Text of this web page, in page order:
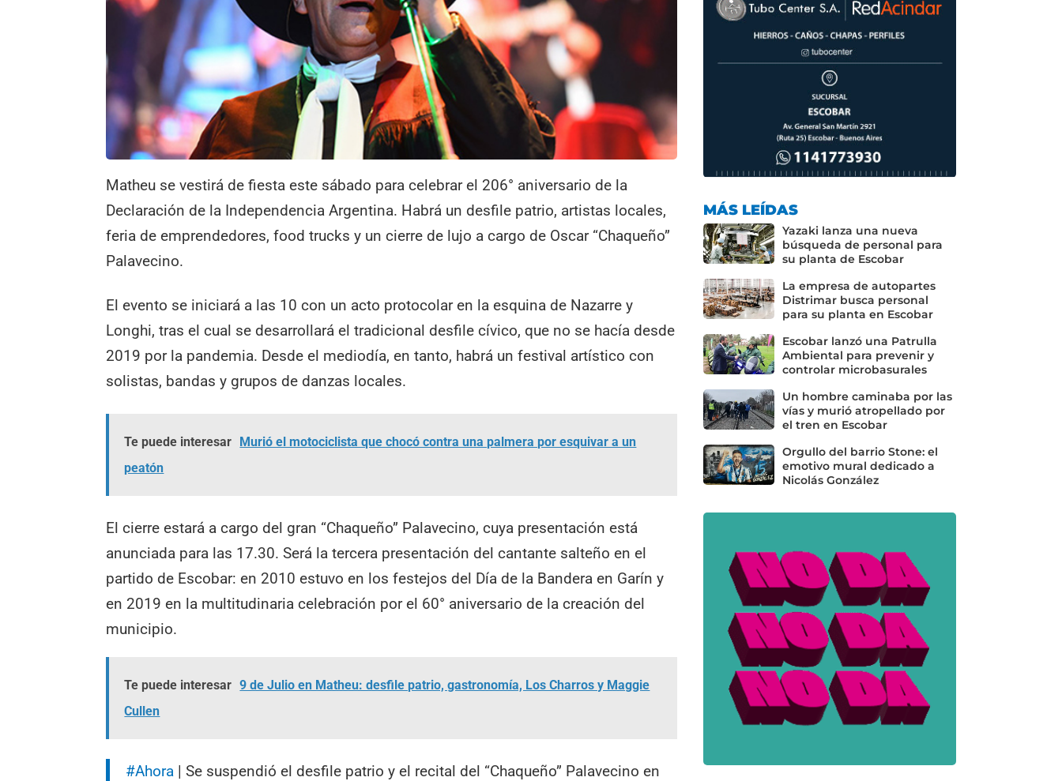
Matheu se vestirá de fiesta este sábado para celebrar el 206° aniversario de la
Declaración de la Independencia Argentina. Habrá un desfile patrio, artistas locales,
feria de emprendedores, food trucks y un cierre de lujo a cargo de Oscar “Chaqueño”
Palavecino.
El evento se iniciará a las 10 con un acto protocolar en la esquina de Nazarre y
Longhi, tras el cual se desarrollará el tradicional desfile cívico, que no se hacía desde
2019 por la pandemia. Desde el mediodía, en tanto, habrá un festival artístico con
solistas, bandas y grupos de danzas locales.
Te puede interesar
Murió el motociclista que chocó contra una palmera por esquivar a un
peatón
El cierre estará a cargo del gran “Chaqueño” Palavecino, cuya presentación está
anunciada para las 17.30. Será la tercera presentación del cantante salteño en el
partido de Escobar: en 2010 estuvo en los festejos del Día de la Bandera en Garín y
en 2019 en la multitudinaria celebración por el 60° aniversario de la creación del
municipio.
Te puede interesar 9 de Julio en Matheu: desfile patrio, gastronomía, Los Charros y Maggie
Cullen
#Ahora | Se suspendió el desfile patrio y el recital del “Chaqueño” Palavecino en
MÁS LEÍDAS
Yazaki lanza una nueva
búsqueda de personal para
su planta de Escobar
La empresa de autopartes
Distrimar busca personal
para su planta en Escobar
Escobar lanzó una Patrulla
Ambiental para prevenir y
controlar microbasurales
Un hombre caminaba por las
vías y murió atropellado por
el tren en Escobar
Orgullo del barrio Stone: el
emotivo mural dedicado a
Nicolás González